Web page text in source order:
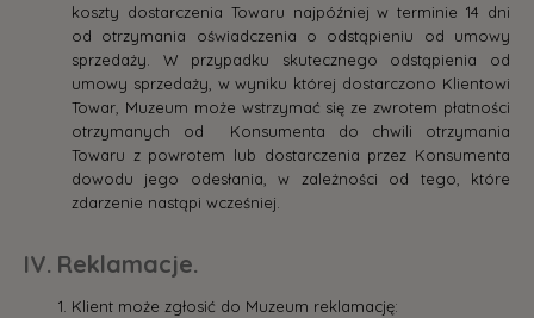
koszty dostarczenia Towaru najpóźniej w terminie 14 dni
od otrzymania oświadczenia o odstąpieniu od umowy
sprzedaży. W przypadku skutecznego odstąpienia od
umowy sprzedaży, w wyniku której dostarczono Klientowi
Towar, Muzeum może wstrzymać się ze zwrotem płatności
otrzymanych od Konsumenta do chwili otrzymania
Towaru z powrotem lub dostarczenia przez Konsumenta
dowodu jego odesłania, w zależności od tego, które
zdarzenie nastąpi wcześniej.
IV. Reklamacje.
Klient może zgłosić do Muzeum reklamację: